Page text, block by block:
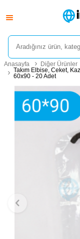
Anasayfa Diğer Ürünler
Takım Elbise, Ceket,
60x90 - 20 Adet